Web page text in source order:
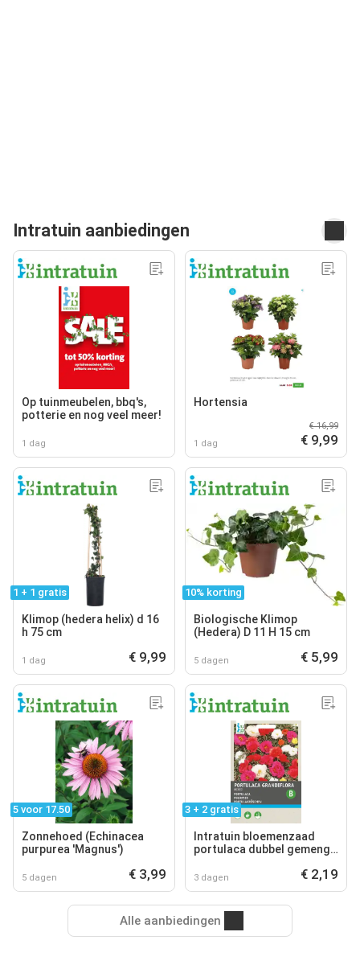
Intratuin aanbiedingen
Op tuinmeubelen, bbq's,
potterie en nog veel meer!
1 dag
Hortensia
1 dag
€ 16,99
€ 9,99
1 + 1 gratis
Klimop (hedera helix) d 16
h 75 cm
1 dag € 9,99
10% korting
Biologische Klimop
(Hedera) D 11 H 15 cm
5 dagen € 5,99
5 voor 17.50
Zonnehoed (Echinacea
purpurea 'Magnus')
5 dagen € 3,99
3 + 2 gratis
Intratuin bloemenzaad
portulaca dubbel gemengd
3 dagen € 2,19
Alle aanbiedingen